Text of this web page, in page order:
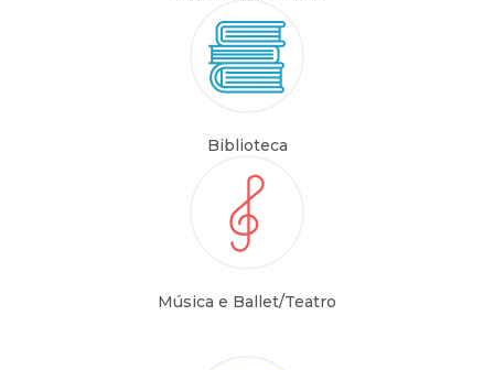
Biblioteca
Música e Ballet/Teatro